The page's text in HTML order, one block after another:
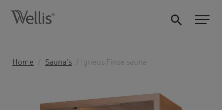
Home / Sauna's / Igneus Finse sauna